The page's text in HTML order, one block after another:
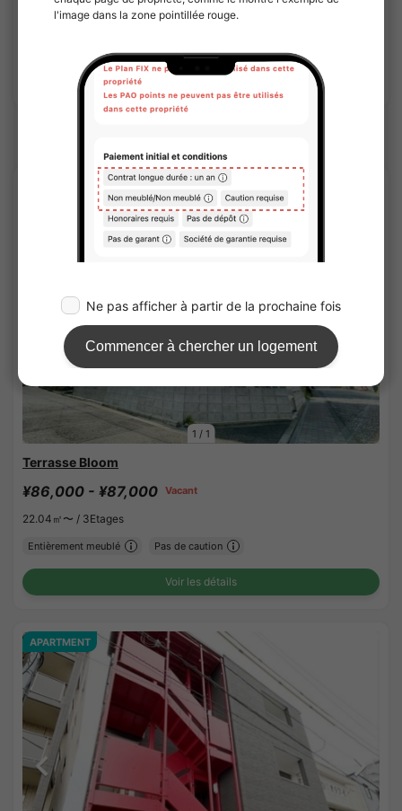
40.95㎡〜 /4Etages
Voir les détails
1 / 1
Terrasse Bloom
¥86,000 - ¥87,000 Vacant
22.04㎡〜 / 3Etages
Entièrement meublé Pas de caution
Voir les détails
APARTMENT